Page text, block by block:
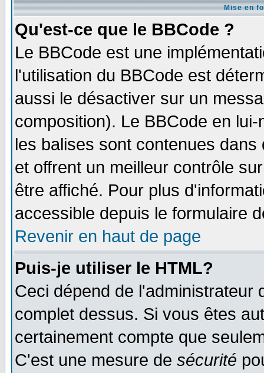
Mise en
Qu'est-ce que le BBCode ?
Le BBCode est une
l'utilisation du BBCode est
aussi le désactiver sur un
composition). Le BBCode en
les balises sont contenues
et offrent un meilleur contrôle
être affiché. Pour plus
accessible depuis le formulaire
Revenir en haut de page
Puis-je utiliser le HTML?
Ceci dépend de l'administrateur
complet dessus. Si vous êtes
certainement compte que
C'est une mesure de sécurité